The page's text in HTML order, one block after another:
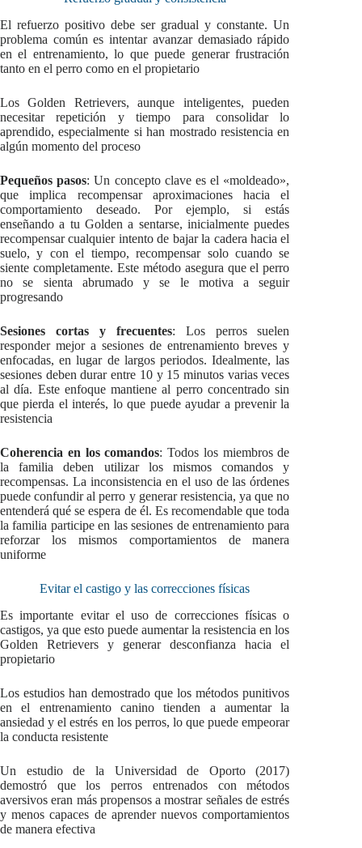
El refuerzo positivo debe ser gradual y constante. Un
problema común es intentar avanzar demasiado rápido
en el entrenamiento, lo que puede generar frustración
tanto en el perro como en el propietario
Los Golden Retrievers, aunque inteligentes, pueden
necesitar repetición y tiempo para consolidar lo
aprendido, especialmente si han mostrado resistencia en
algún momento del proceso
Pequeños pasos: Un concepto clave es el «moldeado»,
que implica recompensar aproximaciones hacia el
comportamiento deseado. Por ejemplo, si estás
enseñando a tu Golden a sentarse, inicialmente puedes
recompensar cualquier intento de bajar la cadera hacia el
suelo, y con el tiempo, recompensar solo cuando se
siente completamente. Este método asegura que el perro
no se sienta abrumado y se le motiva a seguir
progresando
Sesiones cortas y frecuentes: Los perros suelen
responder mejor a sesiones de entrenamiento breves y
enfocadas, en lugar de largos periodos. Idealmente, las
sesiones deben durar entre 10 y 15 minutos varias veces
al día. Este enfoque mantiene al perro concentrado sin
que pierda el interés, lo que puede ayudar a prevenir la
resistencia
Coherencia en los comandos: Todos los miembros de
la familia deben utilizar los mismos comandos y
recompensas. La inconsistencia en el uso de las órdenes
puede confundir al perro y generar resistencia, ya que no
entenderá qué se espera de él. Es recomendable que toda
la familia participe en las sesiones de entrenamiento para
reforzar los mismos comportamientos de manera
uniforme
Evitar el castigo y las correcciones físicas
Es importante evitar el uso de correcciones físicas o
castigos, ya que esto puede aumentar la resistencia en los
Golden Retrievers y generar desconfianza hacia el
propietario
Los estudios han demostrado que los métodos punitivos
en el entrenamiento canino tienden a aumentar la
ansiedad y el estrés en los perros, lo que puede empeorar
la conducta resistente
Un estudio de la Universidad de Oporto (2017)
demostró que los perros entrenados con métodos
aversivos eran más propensos a mostrar señales de estrés
y menos capaces de aprender nuevos comportamientos
de manera efectiva